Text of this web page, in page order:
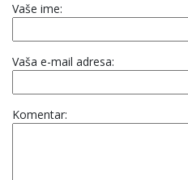
Vaše ime:
Vaša e-mail adresa:
Komentar: